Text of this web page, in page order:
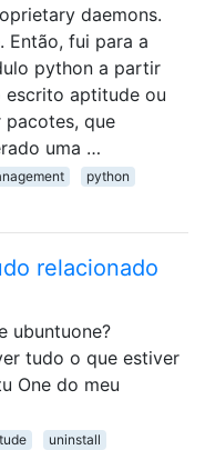
daemons.
Então, fui para a
python a partir
escrito aptitude ou
pacotes, que
uma …
python
relacionado
ubuntuone?
tudo o que estiver
One do meu
uninstall